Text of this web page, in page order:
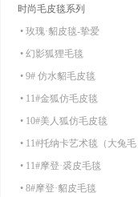
时尚毛皮毯系列
• 玫瑰·貂皮毯-挚爱
• 幻影狐狸毛毯
• 9# 仿水貂毛皮毯
• 11#金狐仿毛皮毯
• 10#美人狐仿毛皮毯
• 11#托纳卡艺术毯（大兔毛
• 11#摩登·裘皮毛毯
• 8#摩登·貂皮毛毯